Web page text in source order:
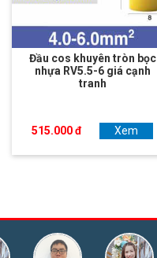
Đầu cos khuyên tròn bọc
nhựa RV5.5-6 giá cạnh
tranh
515.000 đ Xem